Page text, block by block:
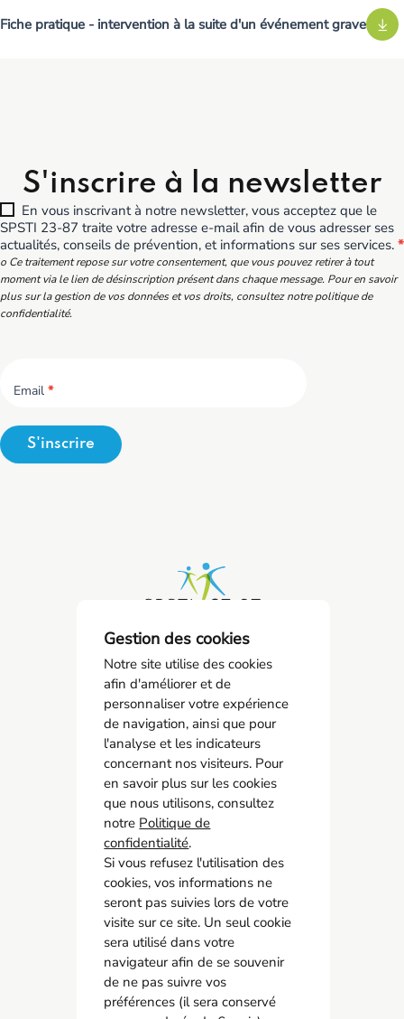
Fiche pratique - intervention à la suite d'un événement grave
S'inscrire à la newsletter
En vous inscrivant à notre newsletter, vous acceptez que le
SPSTI 23-87 traite votre adresse e-mail afin de vous adresser ses
actualités, conseils de prévention, et informations sur ses services. *
o Ce traitement repose sur votre consentement, que vous pouvez retirer à tout
moment via le lien de désinscription présent dans chaque message. Pour en savoir
plus sur la gestion de vos données et vos droits, consultez notre politique de
confidentialité.
Email *
S'inscrire
SPSTI 23/87
05 55 77 65 63
contact@spsti23-87.fr
Accès rapide
Contact
Recrutement
Adhérer
Mon espace adhérent
Instance Représentative du Personnel
Réseaux sociaux
Gestion des cookies
Notre site utilise des cookies
afin d'améliorer et de
personnaliser votre expérience
de navigation, ainsi que pour
l'analyse et les indicateurs
concernant nos visiteurs. Pour
en savoir plus sur les cookies
que nous utilisons, consultez
notre Politique de
confidentialité.
Si vous refusez l'utilisation des
cookies, vos informations ne
seront pas suivies lors de votre
visite sur ce site. Un seul cookie
sera utilisé dans votre
navigateur afin de se souvenir
de ne pas suivre vos
préférences (il sera conservé